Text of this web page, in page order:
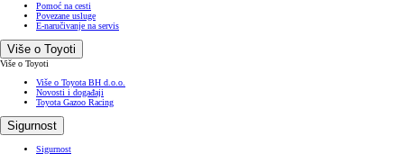
Pomoć na cesti
Povezane usluge
E-naručivanje na servis
Više o Toyoti
Više o Toyoti
Više o Toyota BH d.o.o.
Novosti i događaji
Toyota Gazoo Racing
Sigurnost
Sigurnost